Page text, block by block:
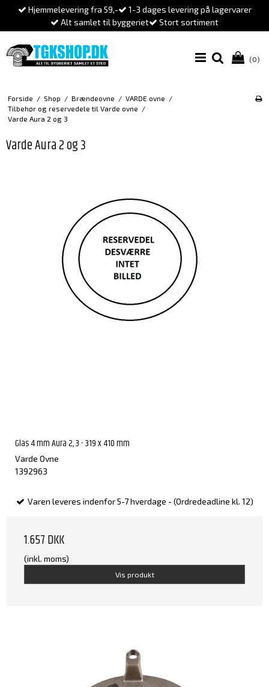
Hjemmelevering fra 59,-
1-3 dages levering på lagervarer
Alt samlet til byggeriet
Stort sortiment
(0)
Forside / Shop / Brændeovne / VARDE ovne /
Tilbehør og reservedele til Varde ovne /
Varde Aura 2 og 3
Varde Aura 2 og 3
Glas 4 mm Aura 2, 3 - 319 x 410 mm
Varde Ovne
1392963
Varen leveres indenfor 5-7 hverdage - (Ordredeadline kl. 12)
1.657 DKK
(inkl. moms)
Vis produkt